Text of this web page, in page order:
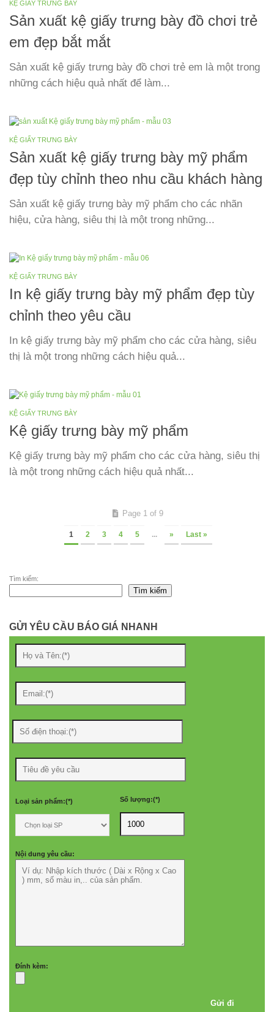
KỆ GIẤY TRƯNG BÀY
Sản xuất kệ giấy trưng bày đồ chơi trẻ
em đẹp bắt mắt
Sản xuất kệ giấy trưng bày đồ chơi trẻ em là một trong
những cách hiệu quả nhất để làm...
KỆ GIẤY TRƯNG BÀY
Sản xuất kệ giấy trưng bày mỹ phẩm
đẹp tùy chỉnh theo nhu cầu khách hàng
Sản xuất kệ giấy trưng bày mỹ phẩm cho các nhãn
hiệu, cửa hàng, siêu thị là một trong những...
KỆ GIẤY TRƯNG BÀY
In kệ giấy trưng bày mỹ phẩm đẹp tùy
chỉnh theo yêu cầu
In kệ giấy trưng bày mỹ phẩm cho các cửa hàng, siêu
thị là một trong những cách hiệu quả...
KỆ GIẤY TRƯNG BÀY
Kệ giấy trưng bày mỹ phẩm
Kệ giấy trưng bày mỹ phẩm cho các cửa hàng, siêu thị
là một trong những cách hiệu quả nhất...
Page 1 of 9
1 2 3 4 5 ... » Last »
Tìm kiếm:
Tìm kiếm
GỬI YÊU CẦU BÁO GIÁ NHANH
Loại sản phẩm:(*) Số lượng:(*)
Nội dung yêu cầu:
Đính kèm: